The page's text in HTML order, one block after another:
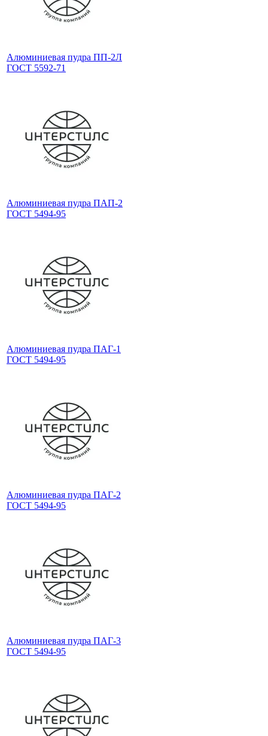
Алюминиевая пудра ПП-2Л
ГОСТ 5592-71
Алюминиевая пудра ПАП-2
ГОСТ 5494-95
Алюминиевая пудра ПАГ-1
ГОСТ 5494-95
Алюминиевая пудра ПАГ-2
ГОСТ 5494-95
Алюминиевая пудра ПАГ-3
ГОСТ 5494-95